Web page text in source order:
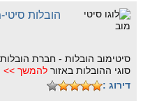
הובלות
סיטימוב הובלות - חברת
סוגי ההובלות באזור להמשך >>
דירוג :